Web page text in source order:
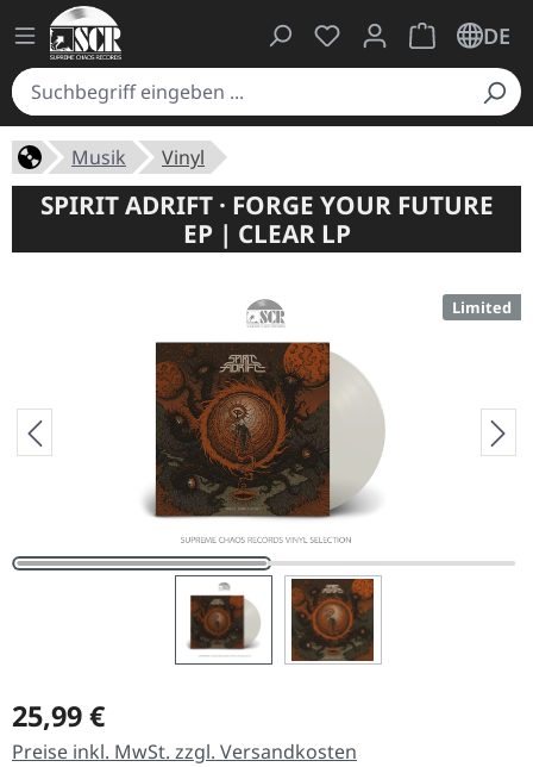
Du hast 0 Produkte
Warenkorb
DE
Musik Vinyl
SPIRIT ADRIFT · FORGE YOUR FUTURE
EP | CLEAR LP
Limited
Regulärer Preis:
25,99 €
Preise inkl. MwSt. zzgl. Versandkosten